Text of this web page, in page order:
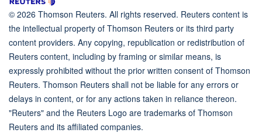
© 2026 Thomson Reuters. All rights reserved. Reuters content is
the intellectual property of Thomson Reuters or its third party
content providers. Any copying, republication or redistribution of
Reuters content, including by framing or similar means, is
expressly prohibited without the prior written consent of Thomson
Reuters. Thomson Reuters shall not be liable for any errors or
delays in content, or for any actions taken in reliance thereon.
"Reuters" and the Reuters Logo are trademarks of Thomson
Reuters and its affiliated companies.